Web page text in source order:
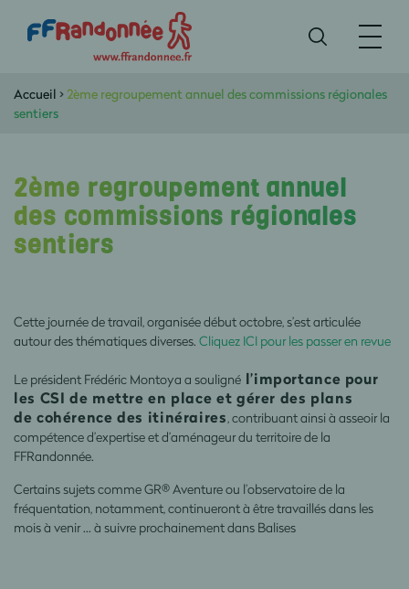
Accueil > 2ème regroupement annuel des commissions régionales
sentiers
2ème regroupement annuel
des commissions régionales
sentiers
Cette journée de travail, organisée début octobre, s’est articulée
autour des thématiques diverses. Cliquez ICI pour les passer en revue
Le président Frédéric Montoya a souligné l’importance pour
les CSI de mettre en place et gérer des plans
de cohérence des itinéraires, contribuant ainsi à asseoir la
compétence d’expertise et d’aménageur du territoire de la
FFRandonnée.
Certains sujets comme GR® Aventure ou l’observatoire de la
fréquentation, notamment, continueront à être travaillés dans les
mois à venir … à suivre prochainement dans Balises